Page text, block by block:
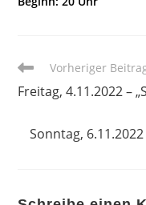
Weitere
ansehen
Vorheriger
Freitag, 4.11.2022 –
Sonntag,